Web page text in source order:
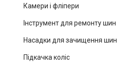
Камери і фліпери
Інструмент для ремонту шин
Насадки для зачищення шин
Підкачка коліс